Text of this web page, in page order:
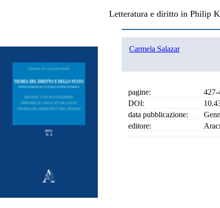
Letteratura e diritto in Philip
Carmela Salazar
pagine:
427-
DOI:
data pubblicazione:
editore: